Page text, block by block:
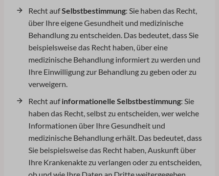
Recht aufSelbstbestimmung: Sie haben das Recht,
über Ihre eigene Gesundheit und medizinische
Behandlung zu entscheiden. Das bedeutet, dass Sie
beispielsweise das Recht haben, über eine
medizinische Behandlung informiert zu werden und
Ihre Einwilligung zur Behandlung zu geben oder zu
verweigern.
Recht aufinformationelle Selbstbestimmung: Sie
haben das Recht, selbst zu entscheiden, wer welche
Informationen über Ihre Gesundheit und
medizinische Behandlung erhält. Das bedeutet, dass
Sie beispielsweise das Recht haben, Auskunft über
Ihre Krankenakte zu verlangen oder zu entscheiden,